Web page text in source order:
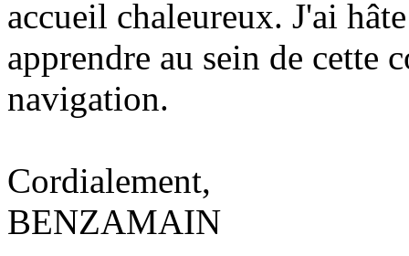
accueil chaleureux. J'ai
apprendre au sein de cette
navigation.
Cordialement,
BENZAMAIN